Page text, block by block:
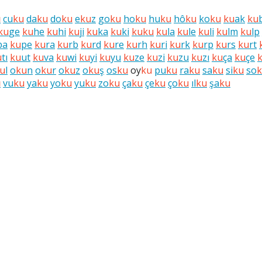
cuku daku doku ekuz goku hoku huku hôku koku kuak ku
ge kuhe kuhi kuji kuka kuki kuku kula kule kuli kulm kulp
kupe kura kurb kurd kure kurh kuri kurk kurp kurs kurt
tı kuut kuva kuwi kuyi kuyu kuze kuzi kuzu kuzı kuça kuçe
l okun okurokuz okuş osku oyku puku raku saku siku so
vuku yaku yoku yuku zoku çaku çeku çoku ılku şaku